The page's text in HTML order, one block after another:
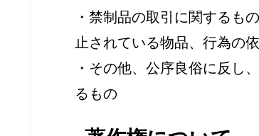
・禁制品の取引に関するも
止されている物品、行為の
・その他、公序良俗に反し
るもの